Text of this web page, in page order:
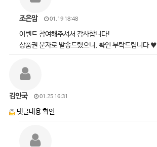
조은맘 01.19 18:48
이벤트 참여해주셔서 감사합니다!
상품권 문자로 발송드렸으니, 확인 부탁드립니다 ♥
김인국 01.25 16:31
댓글내용 확인